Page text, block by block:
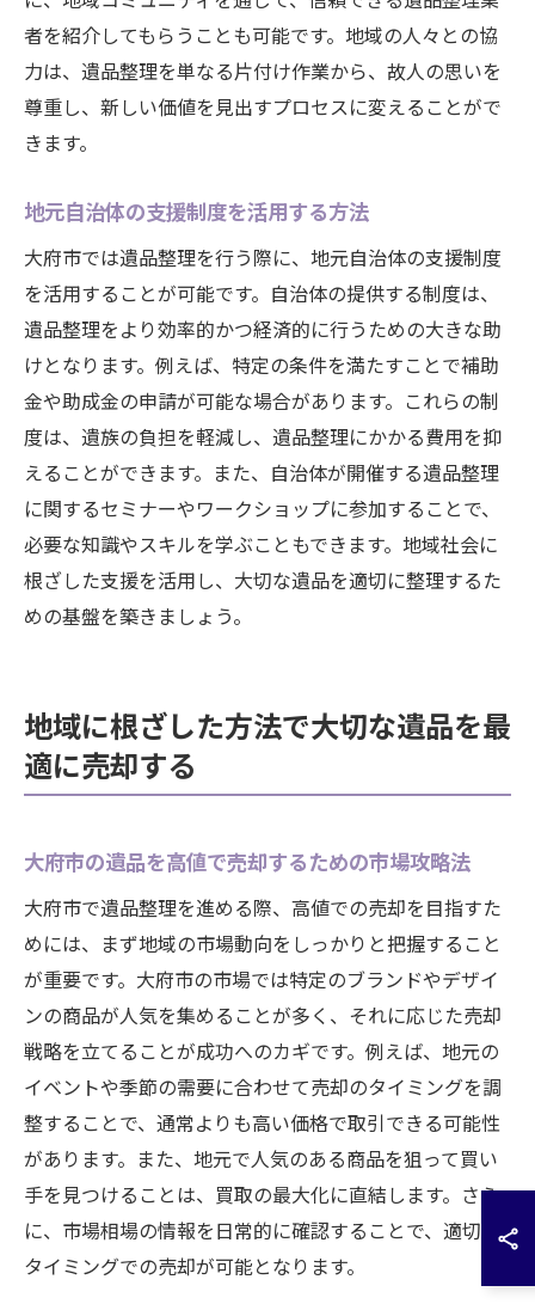
者を紹介してもらうことも可能です。地域の人々との協
力は、遺品整理を単なる片付け作業から、故人の思いを
尊重し、新しい価値を見出すプロセスに変えることがで
きます。
地元自治体の支援制度を活用する方法
大府市では遺品整理を行う際に、地元自治体の支援制度
を活用することが可能です。自治体の提供する制度は、
遺品整理をより効率的かつ経済的に行うための大きな助
けとなります。例えば、特定の条件を満たすことで補助
金や助成金の申請が可能な場合があります。これらの制
度は、遺族の負担を軽減し、遺品整理にかかる費用を抑
えることができます。また、自治体が開催する遺品整理
に関するセミナーやワークショップに参加することで、
必要な知識やスキルを学ぶこともできます。地域社会に
根ざした支援を活用し、大切な遺品を適切に整理するた
めの基盤を築きましょう。
地域に根ざした方法で大切な遺品を最
適に売却する
大府市の遺品を高値で売却するための市場攻略法
大府市で遺品整理を進める際、高値での売却を目指すた
めには、まず地域の市場動向をしっかりと把握すること
が重要です。大府市の市場では特定のブランドやデザイ
ンの商品が人気を集めることが多く、それに応じた売却
戦略を立てることが成功へのカギです。例えば、地元の
イベントや季節の需要に合わせて売却のタイミングを調
整することで、通常よりも高い価格で取引できる可能性
があります。また、地元で人気のある商品を狙って買い
手を見つけることは、買取の最大化に直結します。さら
に、市場相場の情報を日常的に確認することで、適切な
タイミングでの売却が可能となります。